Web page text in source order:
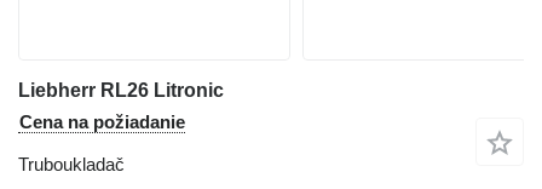
Liebherr RL26 Litronic
Cena na požiadanie
Truboukladač